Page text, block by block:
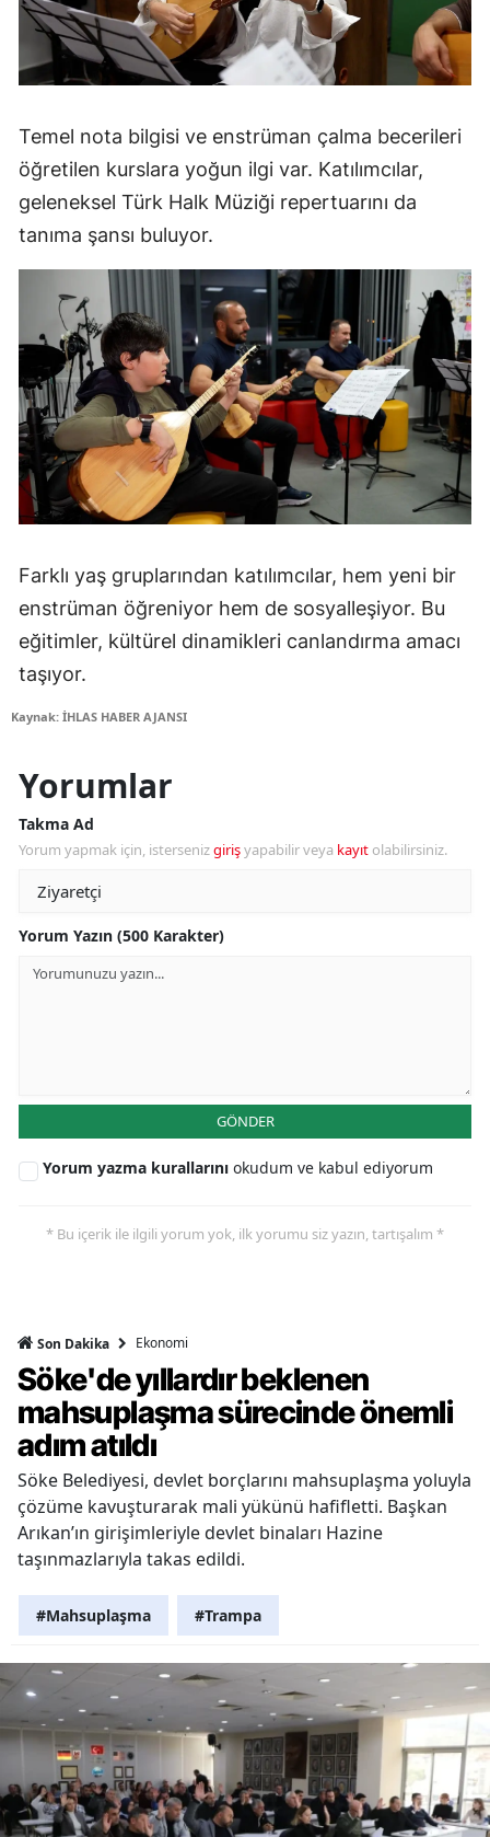
Temel nota bilgisi ve enstrüman çalma becerileri
öğretilen kurslara yoğun ilgi var. Katılımcılar,
geleneksel Türk Halk Müziği repertuarını da
tanıma şansı buluyor.
Farklı yaş gruplarından katılımcılar, hem yeni bir
enstrüman öğreniyor hem de sosyalleşiyor. Bu
eğitimler, kültürel dinamikleri canlandırma amacı
taşıyor.
Kaynak: İHLAS HABER AJANSI
Yorumlar
Takma Ad
Yorum yapmak için, istersenizgirişyapabilir veya kayıt olabilirsiniz.
Yorum Yazın (500 Karakter)
GÖNDER
Yorum yazma kurallarını okudum ve kabul ediyorum
* Bu içerik ile ilgili yorum yok, ilk yorumu siz yazın, tartışalım *
Son Dakika Ekonomi
Söke'de yıllardır beklenen
mahsuplaşma sürecinde önemli
adım atıldı
Söke Belediyesi, devlet borçlarını mahsuplaşma yoluyla
çözüme kavuşturarak mali yükünü hafifletti. Başkan
Arıkan’ın girişimleriyle devlet binaları Hazine
taşınmazlarıyla takas edildi.
#Mahsuplaşma #Trampa